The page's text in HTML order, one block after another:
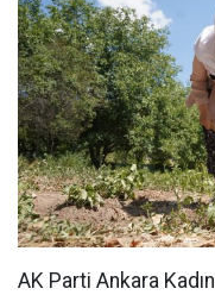
AK Parti Ankara